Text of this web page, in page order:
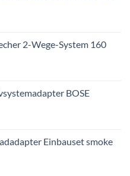
2-Wege-System 160
BOSE
Einbauset smoke